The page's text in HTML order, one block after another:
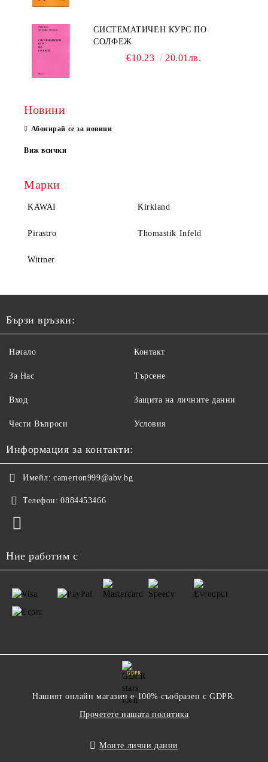
СИСТЕМАТИЧЕН КУРС ПО
СОЛФЕЖ
€10.23 20.01лв.
Новини
Абонирай се за новини
Виж всички
Марки
KAWAI Kirkland
Pirastro Thomastik Infeld
Wittner
Бързи връзки:
Начало
За Нас
Вход
Чести Въпроси
Контакт
Търсене
Защита на личните данни
Условия
Информация за контакти:
Имейл: camerton999@abv.bg
Телефон: 0884453466
Ние работим с
GDPR
Нашият онлайн магазин е 100% съобразен с GDPR.
Прочетете нашата политика
Моите лични данни